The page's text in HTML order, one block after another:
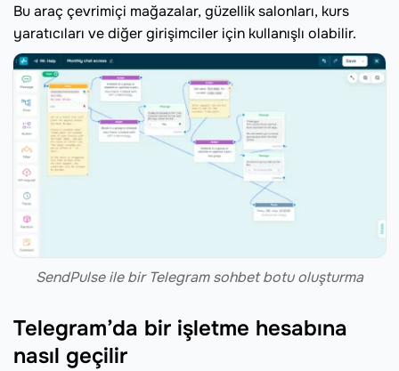
Bu araç çevrimiçi mağazalar, güzellik salonları, kurs
yaratıcıları ve diğer girişimciler için kullanışlı olabilir.
SendPulse ile bir Telegram sohbet botu oluşturma
Telegram’da bir işletme hesabına
nasıl geçilir